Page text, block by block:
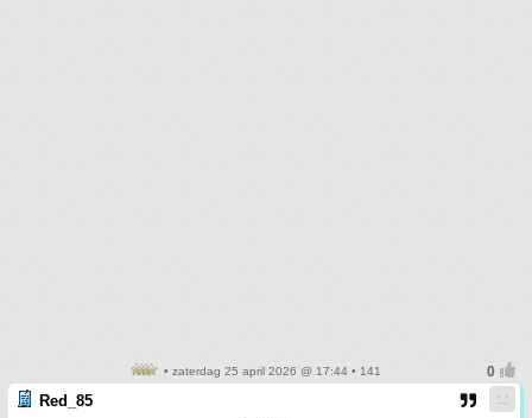
• zaterdag 25 april 2026 @ 17:44 • 141
Red_85